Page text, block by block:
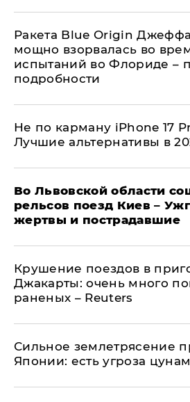
Ракета Blue Origin
мощно взорвалась во
испытаний во Флориде –
подробности
Не по карману iPhone 17
Лучшие альтернативы в
Во Львовской области
рельсов поезд Киев –
жертвы и пострадавшие
Крушение поездов в
Джакарты: очень много
раненых – Reuters
Сильное землетрясение
Японии: есть угроза